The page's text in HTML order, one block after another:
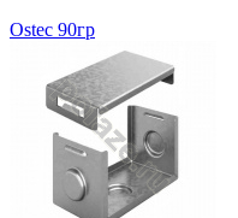
Ostec 90гр